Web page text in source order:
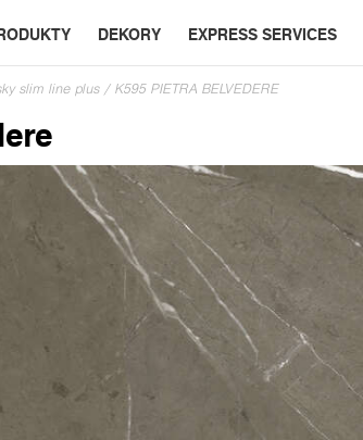
DEKORY EXPRESS SERVICES
slim line plus / K595 PIETRA BELVEDERE